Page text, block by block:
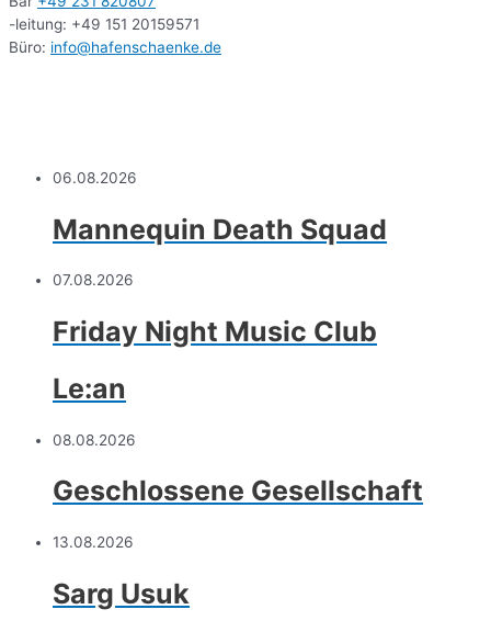
-leitung: +49 151 20159571
Büro: info@hafenschaenke.de
06.08.2026
Mannequin Death Squad
07.08.2026
Friday Night Music Club
Le:an
08.08.2026
Geschlossene Gesellschaft
13.08.2026
Sarg Usuk